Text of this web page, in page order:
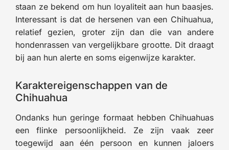
staan ze bekend om hun loyaliteit aan hun baasjes.
Interessant is dat de hersenen van een Chihuahua,
relatief gezien, groter zijn dan die van andere
hondenrassen van vergelijkbare grootte. Dit draagt
bij aan hun alerte en soms eigenwijze karakter.
Karaktereigenschappen van de
Chihuahua
Ondanks hun geringe formaat hebben Chihuahuas
een flinke persoonlijkheid. Ze zijn vaak zeer
toegewijd aan één persoon en kunnen jaloers